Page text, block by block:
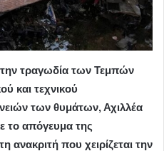
τραγωδία των Τεμπών
και τεχνικού
των θυμάτων, Αχιλλέα
το απόγευμα της
ανακριτή που χειρίζεται την